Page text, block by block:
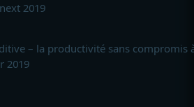
2019
– la productivité sans compromis
2019